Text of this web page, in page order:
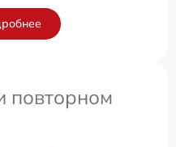
повторном